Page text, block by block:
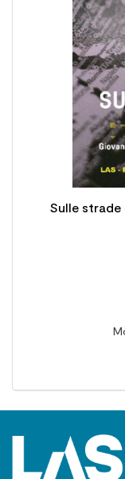
Sulle strade
sociale